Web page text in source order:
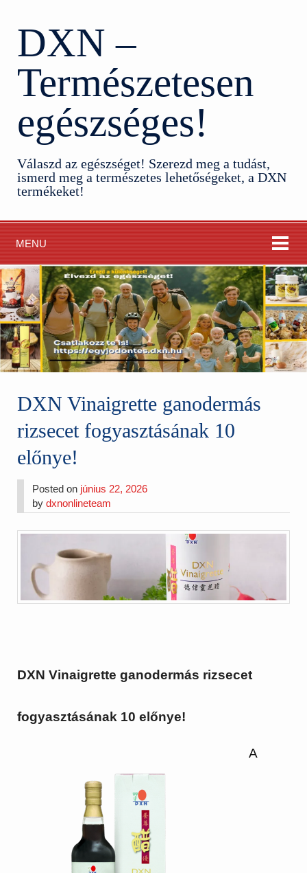
DXN –
Természetesen
egészséges!
Válaszd az egészséget! Szerezd meg a tudást,
ismerd meg a természetes lehetőségeket, a DXN
termékeket!
MENU
DXN Vinaigrette ganodermás
rizsecet fogyasztásának 10
előnye!
Posted on június 22, 2026
bydxnonlineteam
DXN Vinaigrette ganodermás rizsecet
fogyasztásának 10 előnye!
A